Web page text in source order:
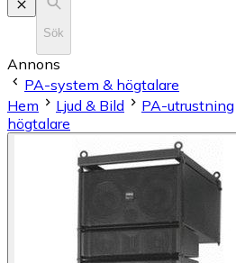
Sök
Annons
PA-system & högtalare
Hem
Ljud & Bild PA-utrustning
högtalare